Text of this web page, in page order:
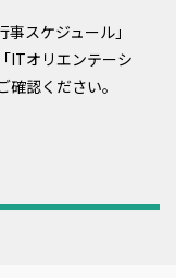
スケジュール」
ITオリエンテーシ
認ください。